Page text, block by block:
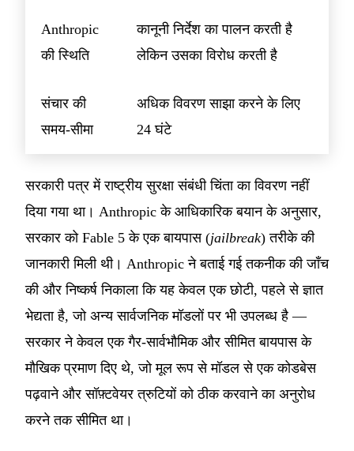
Anthropic
की स्थिति
कानूनी निर्देश का पालन करती है
लेकिन उसका विरोध करती है
संचार की
समय-सीमा
अधिक विवरण साझा करने के लिए
24 घंटे
सरकारी पत्र में राष्ट्रीय सुरक्षा संबंधी चिंता का विवरण नहीं
दिया गया था। Anthropic के आधिकारिक बयान के अनुसार,
सरकार को Fable 5 के एक बायपास (jailbreak) तरीके की
जानकारी मिली थी। Anthropic ने बताई गई तकनीक की जाँच
की और निष्कर्ष निकाला कि यह केवल एक छोटी, पहले से ज्ञात
भेद्यता है, जो अन्य सार्वजनिक मॉडलों पर भी उपलब्ध है —
सरकार ने केवल एक गैर-सार्वभौमिक और सीमित बायपास के
मौखिक प्रमाण दिए थे, जो मूल रूप से मॉडल से एक कोडबेस
पढ़वाने और सॉफ़्टवेयर त्रुटियों को ठीक करवाने का अनुरोध
करने तक सीमित था।